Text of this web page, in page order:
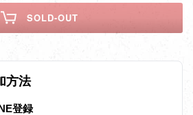
SOLD-OUT
方法
登録